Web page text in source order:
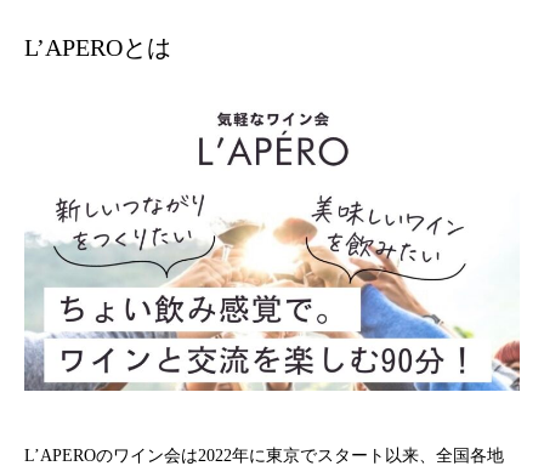
L’APEROとは
L’APEROのワイン会は2022年に東京でスタート以来、全国各地